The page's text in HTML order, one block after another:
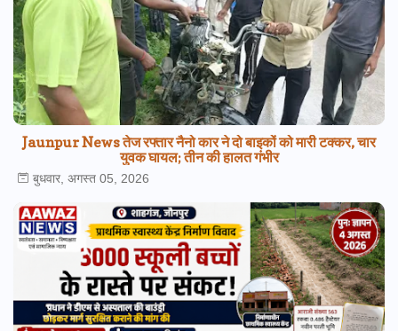
Jaunpur News तेज रफ्तार नैनो कार ने दो बाइकों को मारी टक्कर, चार
युवक घायल; तीन की हालत गंभीर
बुधवार, अगस्त 05, 2026